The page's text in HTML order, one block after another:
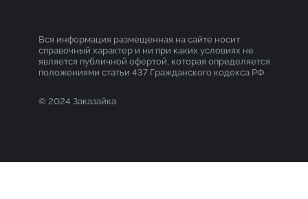
Вся информация размещенная на сайте носит
справочный характер и ни при каких условиях не
является публичной офертой, которая определяется
положениями статьи 437 Гражданского кодекса РФ
© 2024 Заказайка